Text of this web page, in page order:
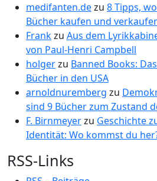
medifanten.dezu 8 Tipps,
Bücher kaufen und
Frankzu Aus dem
von Paul-Henri Campbell
holgerzu Banned Books:
Bücher in den USA
arnoldnuremberg zu
sind 9 Bücher zum Zustand
F. Birnmeyerzu Geschichte
Identität: Wo kommst du
RSS-Links